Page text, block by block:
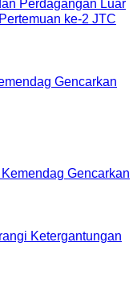
Gencarkan
Ketergantungan